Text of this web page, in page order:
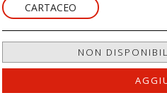
CARTACEO
NON